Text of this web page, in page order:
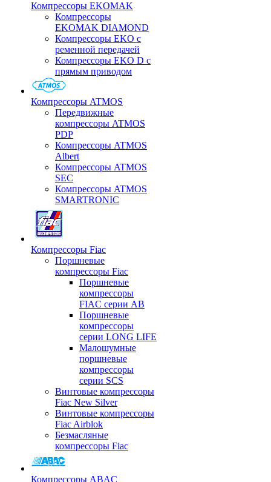
Компрессоры EKOMAK
Компрессоры
EKOMAK DIAMOND
Компрессоры EKO c
ременной передачей
Компрессоры EKO D с
прямым приводом
Компрессоры ATMOS
Передвижные
компрессоры ATMOS
PDP
Компрессоры ATMOS
Albert
Компрессоры ATMOS
SEC
Компрессоры ATMOS
SMARTRONIC
Компрессоры Fiac
Поршневые
компрессоры Fiac
Поршневые
компрессоры
FIAC серии AB
Поршневые
компрессоры
серии LONG LIFE
Малошумные
поршневые
компрессоры
серии SCS
Винтовые компрессоры
Fiac New Silver
Винтовые компрессоры
Fiac Airblok
Безмасляные
компрессоры Fiac
Компрессоры ABAC